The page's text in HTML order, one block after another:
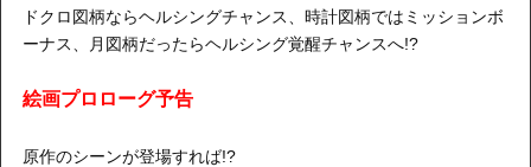
ドクロ図柄ならヘルシングチャンス、時計図柄ではミッションボ
ーナス、月図柄だったらヘルシング覚醒チャンスへ!?
絵画プロローグ予告
原作のシーンが登場すれば!?